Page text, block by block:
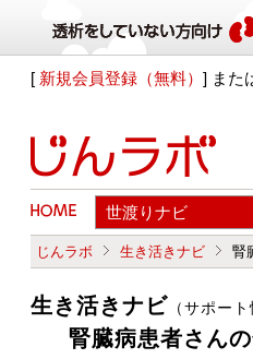
[ 新規会員登録（無料）] また
じんラボ 生き活きナビ 腎
生き活きナビ （サポート
腎臓病患者さん